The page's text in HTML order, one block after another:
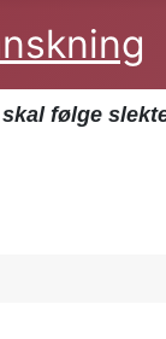
følge